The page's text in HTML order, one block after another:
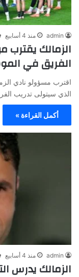
admin منذ 4 أسابيع
الزمالك يقترب
الفريق في
اقترب مسؤولو نادي
الذي سيتولى تدريب
أكمل القراءة »
admin منذ 4 أسابيع
الزمالك يدرس